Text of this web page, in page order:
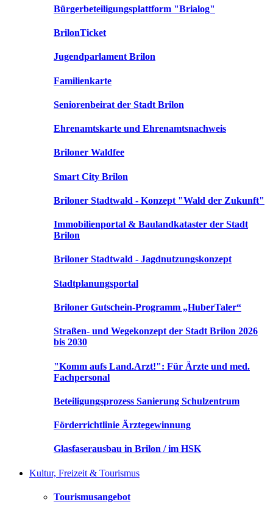
Bürgerbeteiligungsplattform "Brialog"
BrilonTicket
Jugendparlament Brilon
Familienkarte
Seniorenbeirat der Stadt Brilon
Ehrenamtskarte und Ehrenamtsnachweis
Briloner Waldfee
Smart City Brilon
Briloner Stadtwald - Konzept "Wald der Zukunft"
Immobilienportal & Baulandkataster der Stadt
Brilon
Briloner Stadtwald - Jagdnutzungskonzept
Stadtplanungsportal
Briloner Gutschein-Programm „HuberTaler“
Straßen- und Wegekonzept der Stadt Brilon 2026
bis 2030
"Komm aufs Land.Arzt!": Für Ärzte und med.
Fachpersonal
Beteiligungsprozess Sanierung Schulzentrum
Förderrichtlinie Ärztegewinnung
Glasfaserausbau in Brilon / im HSK
Kultur, Freizeit & Tourismus
Tourismusangebot